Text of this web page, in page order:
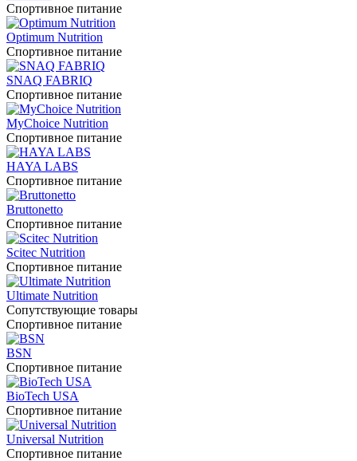
Спортивное питание
Optimum Nutrition
Спортивное питание
SNAQ FABRIQ
Спортивное питание
MyChoice Nutrition
Спортивное питание
HAYA LABS
Спортивное питание
Bruttonetto
Спортивное питание
Scitec Nutrition
Спортивное питание
Ultimate Nutrition
Сопутствующие товары
Спортивное питание
BSN
Спортивное питание
BioTech USA
Спортивное питание
Universal Nutrition
Спортивное питание